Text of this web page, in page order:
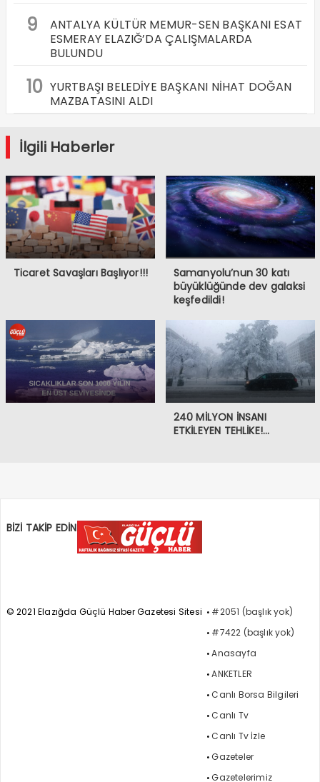
9
ANTALYA KÜLTÜR MEMUR-SEN BAŞKANI ESAT
ESMERAY ELAZIĞ’DA ÇALIŞMALARDA
BULUNDU
10 YURTBAŞI BELEDİYE BAŞKANI NİHAT DOĞAN
MAZBATASINI ALDI
İlgili Haberler
Ticaret Savaşları Başlıyor!!!
Samanyolu’nun 30 katı
büyüklüğünde dev galaksi
keşfedildi!
240 MİLYON İNSANI
ETKİLEYEN TEHLİKE!…
BİZİ TAKİP EDİN
© 2021 Elazığda Güçlü Haber Gazetesi Sitesi
#2051 (başlık yok)
#7422 (başlık yok)
Anasayfa
ANKETLER
Canlı Borsa Bilgileri
Canlı Tv
Canlı Tv İzle
Gazeteler
Gazetelerimiz